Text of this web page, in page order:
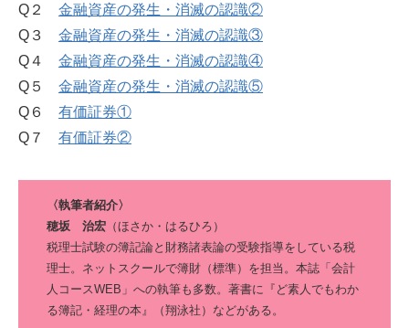
Q２ 金融資産の発生・消滅の認識②
Q３ 金融資産の発生・消滅の認識③
Q４ 金融資産の発生・消滅の認識④
Q５ 金融資産の発生・消滅の認識⑤
Q６ 有価証券①
Q７ 有価証券②
〈執筆者紹介〉
穂坂 治宏（ほさか・はるひろ）
税理士試験の簿記論と財務諸表論の受験指導をしている税
理士。ネットスクールで簿財（標準）を担当。本誌「会計
人コースWEB」への執筆も多数。著書に『ど素人でもわか
る簿記・経理の本』（翔泳社）などがある。